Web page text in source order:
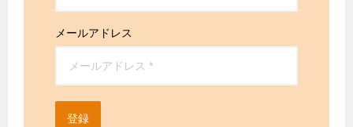
メールアドレス
登録